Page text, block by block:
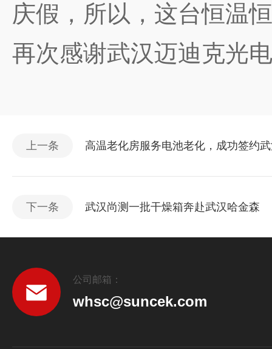
庆假，所以，这台恒温
再次感谢武汉迈迪克光
上一条 高温老化房服务电池老化，成功签约
下一条 武汉尚测一批干燥箱奔赴武汉哈金森
公司邮箱：
whsc@suncek.com